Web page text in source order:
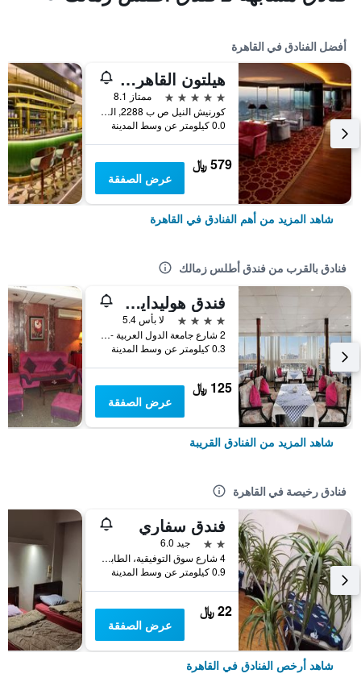
أفضل الفنادق في القاهرة
هيلتون القاهرة جراند نايل
5 نجوم
ممتاز 8.1
كورنيش النيل ص ب 2288, القاهرة, مصر
0.0 كيلومتر عن وسط المدينة
579 ﷼
عرض الصفقة
شاهد المزيد من أهم الفنادق في القاهرة
فنادق بالقرب من فندق أطلس زمالك
فندق هوليدايز إكسبريس
4 نجوم
لا بأس 5.4
2 شارع جامعة الدول العربية - المهندسين, القاهرة, مصر
0.3 كيلومتر عن وسط المدينة
125 ﷼
عرض الصفقة
شاهد المزيد من الفنادق القريبة
فنادق رخيصة في القاهرة
فندق سفاري
2 نجمتين
جيد 6.0
4 شارع سوق التوفيقية، الطابق 5، وسط البلد, القاهرة, مصر
0.9 كيلومتر عن وسط المدينة
22 ﷼
عرض الصفقة
شاهد أرخص الفنادق في القاهرة